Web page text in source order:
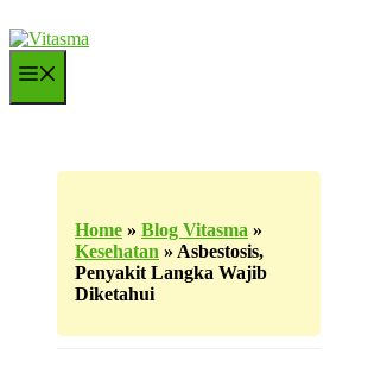
ke
Home » Blog Vitasma »
Kesehatan » Asbestosis,
Penyakit Langka Wajib
Diketahui